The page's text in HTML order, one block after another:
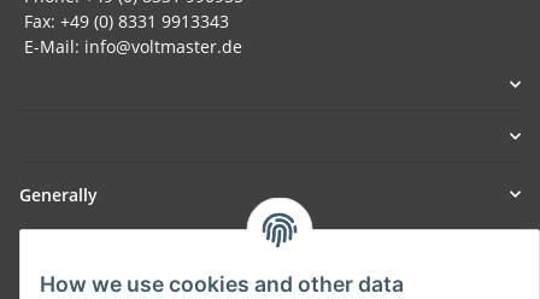
How we use cookies and other data
Fax: +49 (0) 8331 9913343
E-Mail: info@voltmaster.de
Generally